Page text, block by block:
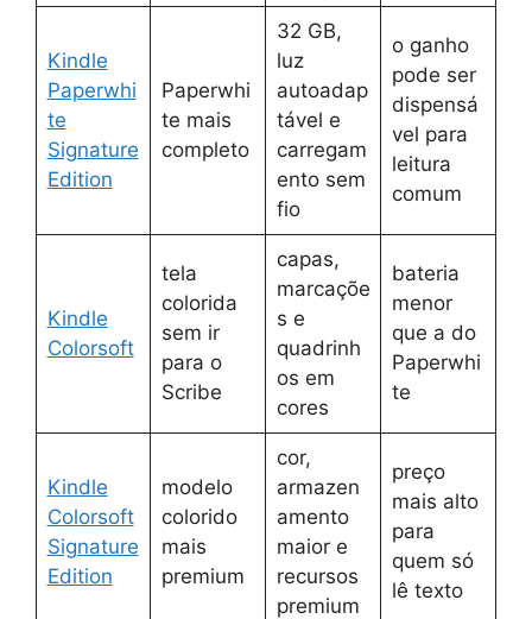
Kindle
Paperwhi
te
Signature
Edition
Paperwhi
te mais
completo
32 GB,
luz
autoadap
tável e
carregam
ento sem
fio
o ganho
pode ser
dispensá
vel para
leitura
comum
Kindle
Colorsoft
tela
colorida
sem ir
para o
Scribe
capas,
marcaçõe
s e
quadrinh
os em
cores
bateria
menor
que a do
Paperwhi
te
Kindle
Colorsoft
Signature
Edition
modelo
colorido
mais
premium
cor,
armazen
amento
maior e
recursos
premium
preço
mais alto
para
quem só
lê texto